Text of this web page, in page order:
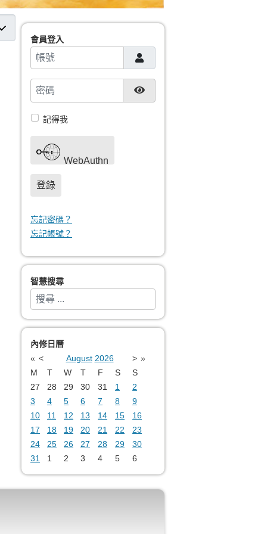
會員登入
帳號
密碼 顯示密碼
記得我
WebAuthn
登錄
忘記密碼？
忘記帳號？
智慧搜尋
搜索
Type 2 or more characters for results.
內修日曆
« < August 2026 > »
M
T W T F S
S
27
28 29 30 31 1
2
3
4 5 6 7 8
9
10
11 12 13 14 15
16
17
18 19 20 21 22
23
24
25 26 27 28 29
30
31
1 2 3 4 5 6